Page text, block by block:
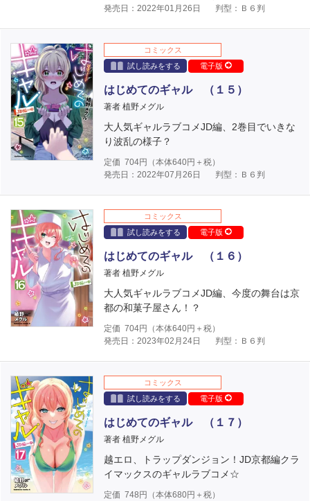
発売日：2022年01月26日
判型：Ｂ６判
コミックス
試し読みをする
電子版
はじめてのギャル （１５）
著者 植野メグル
大人気ギャルラブコメJD編、2巻目でいきな
り波乱の様子？
定価 704円（本体640円＋税）
発売日：2022年07月26日
判型：Ｂ６判
コミックス
試し読みをする
電子版
はじめてのギャル （１６）
著者 植野メグル
大人気ギャルラブコメJD編、今度の舞台は京
都の和菓子屋さん！？
定価 704円（本体640円＋税）
発売日：2023年02月24日
判型：Ｂ６判
コミックス
試し読みをする
電子版
はじめてのギャル （１７）
著者 植野メグル
越エロ、トラップダンジョン！JD京都編クラ
イマックスのギャルラブコメ☆
定価 748 円（本体680円＋税）